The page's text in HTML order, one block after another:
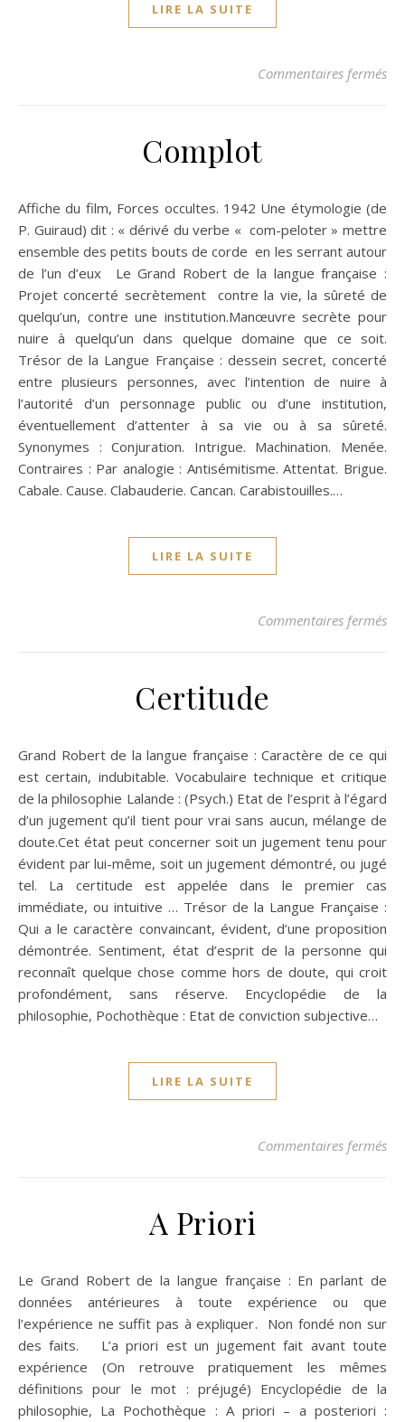
LIRE LA SUITE
Commentaires fermés
Complot
Affiche du film, Forces occultes. 1942 Une étymologie (de
P. Guiraud) dit : « dérivé du verbe « com-peloter » mettre
ensemble des petits bouts de corde en les serrant autour
de l’un d’eux Le Grand Robert de la langue française :
Projet concerté secrètement contre la vie, la sûreté de
quelqu’un, contre une institution.Manœuvre secrète pour
nuire à quelqu’un dans quelque domaine que ce soit.
Trésor de la Langue Française : dessein secret, concerté
entre plusieurs personnes, avec l’intention de nuire à
l’autorité d’un personnage public ou d’une institution,
éventuellement d’attenter à sa vie ou à sa sûreté.
Synonymes : Conjuration. Intrigue. Machination. Menée.
Contraires : Par analogie : Antisémitisme. Attentat. Brigue.
Cabale. Cause. Clabauderie. Cancan. Carabistouilles.…
LIRE LA SUITE
Commentaires fermés
Certitude
Grand Robert de la langue française : Caractère de ce qui
est certain, indubitable. Vocabulaire technique et critique
de la philosophie Lalande : (Psych.) Etat de l’esprit à l’égard
d’un jugement qu’il tient pour vrai sans aucun, mélange de
doute.Cet état peut concerner soit un jugement tenu pour
évident par lui-même, soit un jugement démontré, ou jugé
tel. La certitude est appelée dans le premier cas
immédiate, ou intuitive … Trésor de la Langue Française :
Qui a le caractère convaincant, évident, d’une proposition
démontrée. Sentiment, état d’esprit de la personne qui
reconnaît quelque chose comme hors de doute, qui croit
profondément, sans réserve. Encyclopédie de la
philosophie, Pochothèque : Etat de conviction subjective…
LIRE LA SUITE
Commentaires fermés
A Priori
Le Grand Robert de la langue française : En parlant de
données antérieures à toute expérience ou que
l’expérience ne suffit pas à expliquer. Non fondé non sur
des faits. L’a priori est un jugement fait avant toute
expérience (On retrouve pratiquement les mêmes
définitions pour le mot : préjugé) Encyclopédie de la
philosophie, La Pochothèque : A priori – a posteriori :